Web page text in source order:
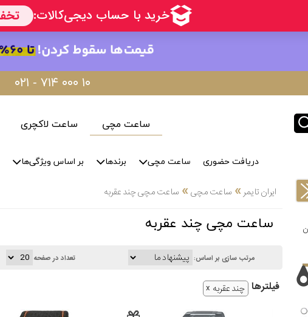
۰۲۱ - ۷۱۴ ۰۰۰ ۱۰
ساعت مچی ساعت لاکچری
دریافت حضوری ساعت مچی برندها بر اساس ویژگی‌ها
ایران تایمر » ساعت مچی» ساعت مچی چند عقربه
ساعت مچی چند عقربه
مرتب سازی بر اساس: تعداد در صفحه
فیلتر‌ها چند عقربه